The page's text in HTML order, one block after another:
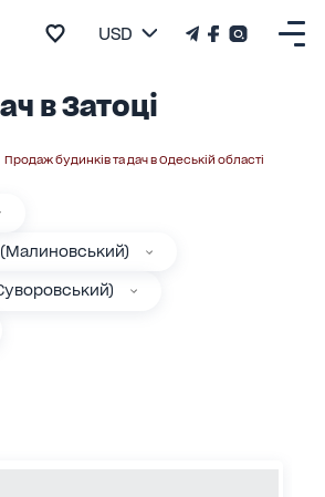
USD
в Затоці
Продаж будинків та дач в Одеській області